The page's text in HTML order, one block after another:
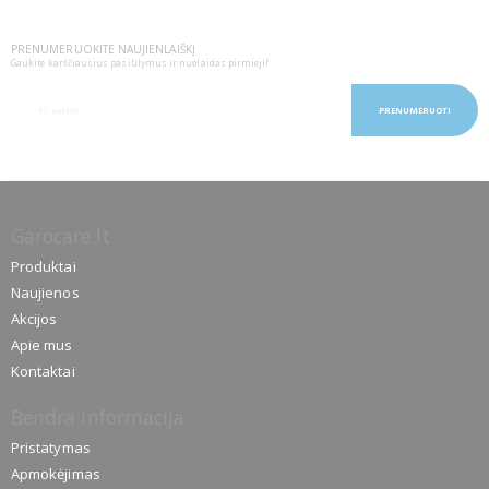
PRENUMERUOKITE NAUJIENLAIŠKĮ
Gaukite karščiausius pasiūlymus ir nuolaidas pirmieji!
PRENUMERUOTI
Produktai
Naujienos
Akcijos
Apie mus
Kontaktai
Pristatymas
Apmokėjimas